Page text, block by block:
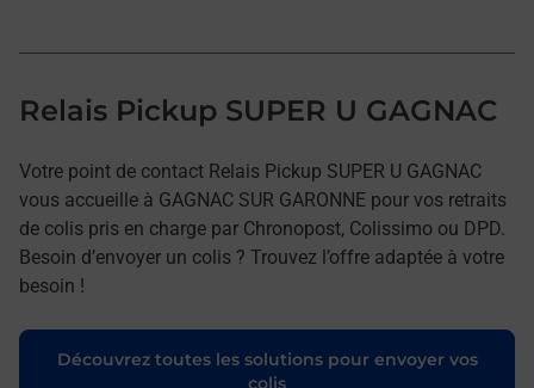
Relais Pickup SUPER U GAGNAC
Votre point de contact Relais Pickup SUPER U GAGNAC
vous accueille à GAGNAC SUR GARONNE pour vos retraits
de colis pris en charge par Chronopost, Colissimo ou DPD.
Besoin d’envoyer un colis ? Trouvez l’offre adaptée à votre
besoin !
Découvrez toutes les solutions pour envoyer vos
colis